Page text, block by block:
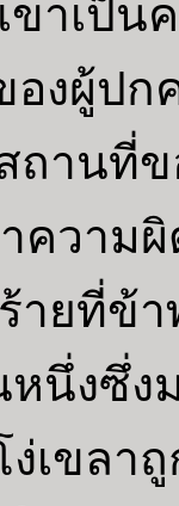
าเป็น
งผู้ปก
ถานที่
ความ
ยที่ข้า
นึ่งซึ่ง
ขลาถู